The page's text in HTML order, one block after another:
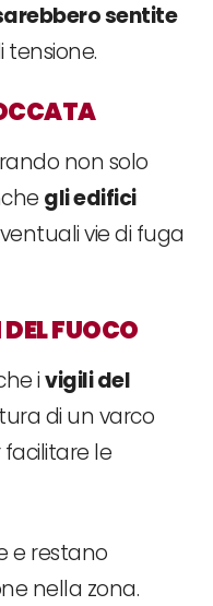
sentite
non solo
gli edifici
vie di fuga
FUOCO
ivigili del
di un varco
le
e restano
nella zona.